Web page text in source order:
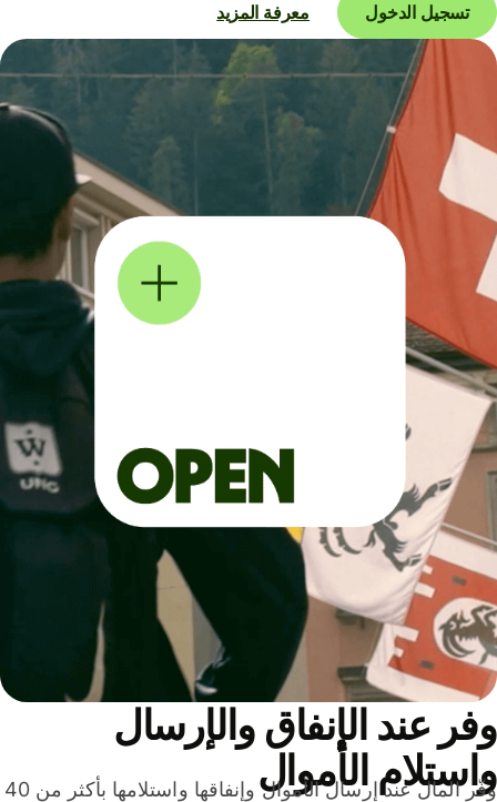
تسجيل الدخول معرفة المزيد
عند الإنفاق والإرسال
الأموال
وفّر المال عند إرسال الأموال وإنفاقها واستلامها بأكثر من 40